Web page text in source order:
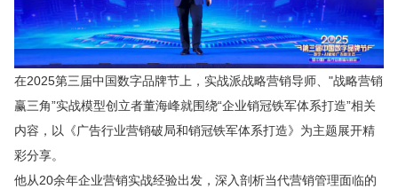
在2025第三届中国数字品牌节上，实战派战略营销导师、"战略营销
赢三角”实战模型创立者董海峰就围绕“企业销冠铁军体系打造”相关
内容，以《广告行业营销破局和销冠铁军体系打造》为主题展开精
彩分享。
他从20余年企业营销实战经验出发，深入剖析当代营销管理面临的